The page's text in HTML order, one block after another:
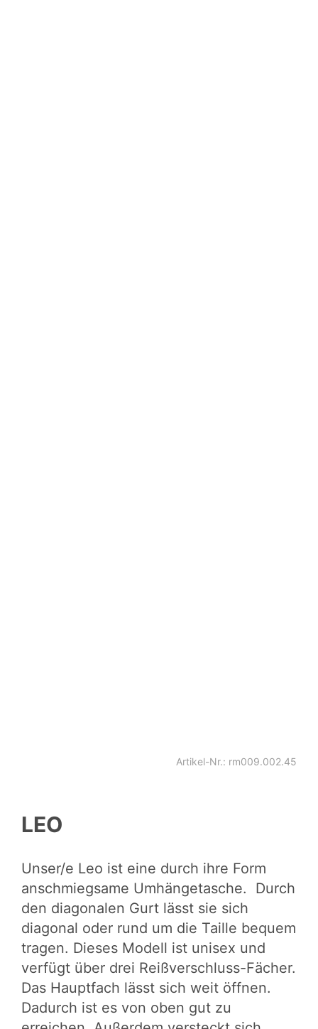
Artikel-Nr.: rm009.002.45
LEO
Unser/e Leo ist eine durch ihre Form
anschmiegsame Umhängetasche. Durch
den diagonalen Gurt lässt sie sich
diagonal oder rund um die Taille bequem
tragen. Dieses Modell ist unisex und
verfügt über drei Reißverschluss-Fächer.
Das Hauptfach lässt sich weit öffnen.
Dadurch ist es von oben gut zu